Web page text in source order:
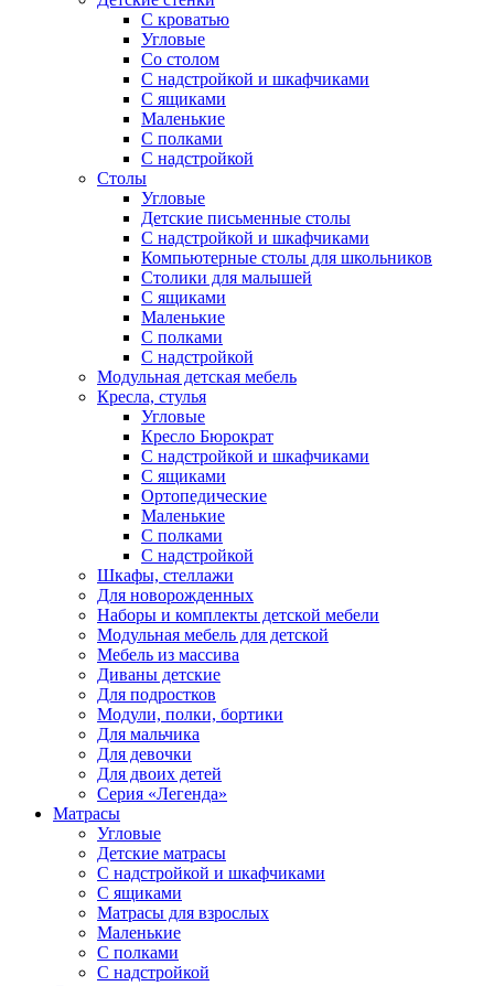
С кроватью
Угловые
Со столом
С надстройкой и шкафчиками
С ящиками
Маленькие
С полками
С надстройкой
Столы
Угловые
Детские письменные столы
С надстройкой и шкафчиками
Компьютерные столы для школьников
Столики для малышей
С ящиками
Маленькие
С полками
С надстройкой
Модульная детская мебель
Кресла, стулья
Угловые
Кресло Бюрократ
С надстройкой и шкафчиками
С ящиками
Ортопедические
Маленькие
С полками
С надстройкой
Шкафы, стеллажи
Для новорожденных
Наборы и комплекты детской мебели
Модульная мебель для детской
Мебель из массива
Диваны детские
Для подростков
Модули, полки, бортики
Для мальчика
Для девочки
Для двоих детей
Серия «Легенда»
Матрасы
Угловые
Детские матрасы
С надстройкой и шкафчиками
С ящиками
Матрасы для взрослых
Маленькие
С полками
С надстройкой